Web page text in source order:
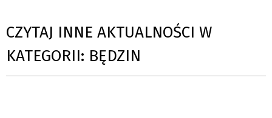
CZYTAJ INNE AKTUALNOŚCI W
KATEGORII: BĘDZIN